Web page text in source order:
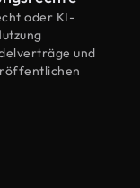
oder KI-
und